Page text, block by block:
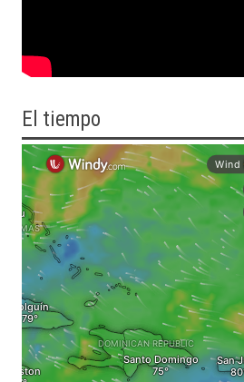
El tiempo